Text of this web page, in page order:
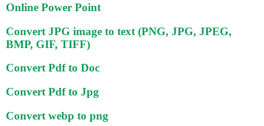
Online Power Point
Convert JPG image to text (PNG, JPG, JPEG,
BMP, GIF, TIFF)
Convert Pdf to Doc
Convert Pdf to Jpg
Convert webp to png